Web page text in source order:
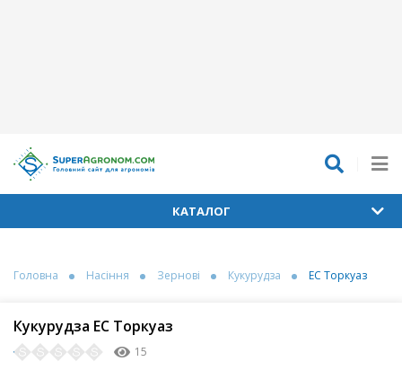
КАТАЛОГ
Головна Насіння Зернові Кукурудза ЕС Торкуаз
Кукурудза ЕС Торкуаз
15